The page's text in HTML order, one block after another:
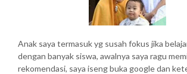
Anak saya termasuk yg susah fokus jika
dengan banyak siswa, awalnya saya ragu
rekomendasi, saya iseng buka google dan